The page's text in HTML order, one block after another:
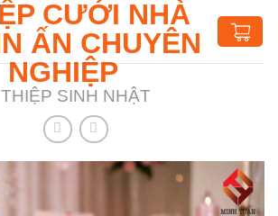
THIỆP SINH NHẬT